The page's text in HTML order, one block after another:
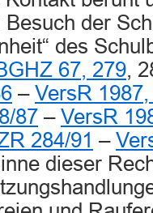
der
des
67, 279,
– VersR
87 – VersR
284/91 –
dieser